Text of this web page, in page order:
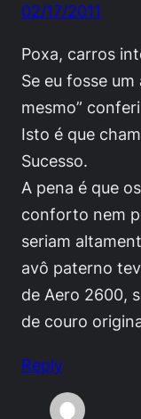
02/17/2011
Poxa, carros
Se eu fosse
mesmo”
Isto é que
Sucesso.
A pena é que
conforto nem
seriam
avô paterno
de Aero 2600,
de couro
Reply